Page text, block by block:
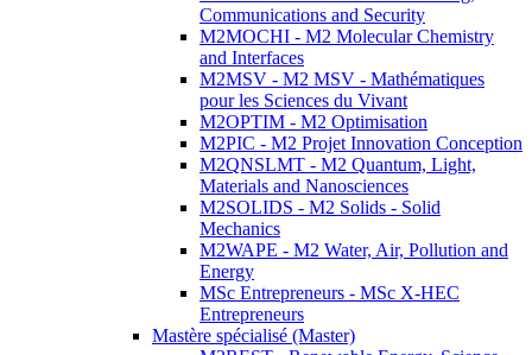
Communications and Security
M2MOCHI - M2 Molecular Chemistry
and Interfaces
M2MSV - M2 MSV - Mathématiques
pour les Sciences du Vivant
M2OPTIM - M2 Optimisation
M2PIC - M2 Projet Innovation Conception
M2QNSLMT - M2 Quantum, Light,
Materials and Nanosciences
M2SOLIDS - M2 Solids - Solid
Mechanics
M2WAPE - M2 Water, Air, Pollution and
Energy
MSc Entrepreneurs - MSc X-HEC
Entrepreneurs
Mastère spécialisé (Master)